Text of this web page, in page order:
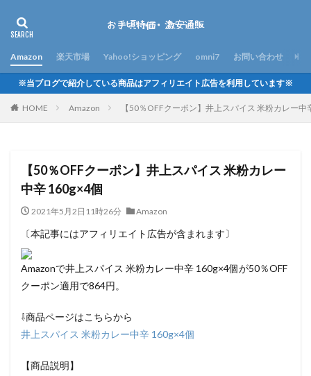
Amazon 楽天市場 Yahoo!ショッピング omni7 お問い合わせ
※当ブログで紹介している商品はアフィリエイト広告を利用しています※
HOME Amazon 【50％OFFクーポン】井上スパイス 米粉カレー中
【50％OFFクーポン】井上スパイス 米粉カレー
中辛 160g×4個
2021年5月2日11時26分 Amazon
〔本記事にはアフィリエイト広告が含まれます〕
Amazonで井上スパイス 米粉カレー中辛 160g×4個が50％OFF
クーポン適用で864円。
⇩商品ページはこちらから
井上スパイス 米粉カレー中辛 160g×4個
【商品説明】